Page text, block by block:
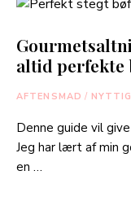
altid perfekte
AFTENSMAD /
Denne guide vil
Jeg har lært af min
en …